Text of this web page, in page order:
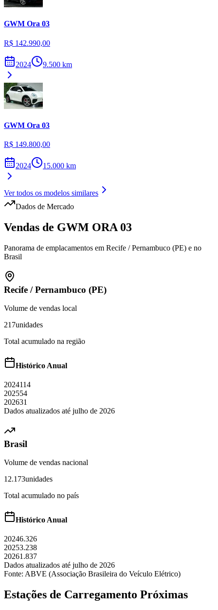
GWM Ora 03
R$ 142.990,00
2024 9.500 km
GWM Ora 03
R$ 149.800,00
2024 15.000 km
Ver todos os modelos similares
Dados de Mercado
Vendas de GWM ORA 03
Panorama de emplacamentos em Recife / Pernambuco (PE) e no
Brasil
Recife /Pernambuco (PE)
Volume de vendas local
217unidades
Total acumulado na região
Histórico Anual
2024114
202554
202631
Dados atualizados até julho de 2026
Brasil
Volume de vendas nacional
12.173unidades
Total acumulado no país
Histórico Anual
20246.326
20253.238
20261.837
Dados atualizados até julho de 2026
Fonte: ABVE (Associação Brasileira do Veículo Elétrico)
Estações de Carregamento Próximas